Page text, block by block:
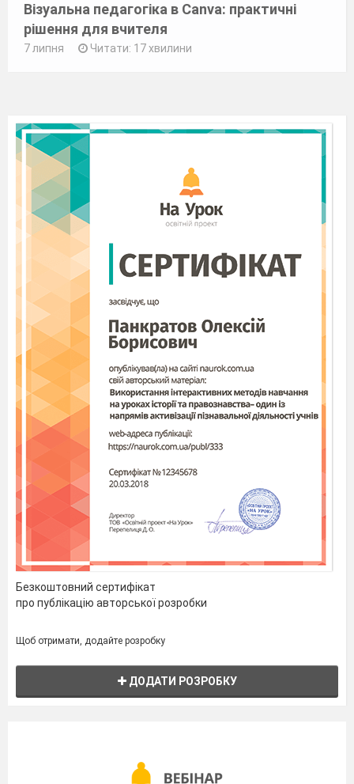
Візуальна педагогіка в Canva: практичні
рішення для вчителя
7 липня Читати: 17 хвилини
Безкоштовний сертифікат
про публікацію авторської розробки
Щоб отримати, додайте розробку
ДОДАТИ РОЗРОБКУ